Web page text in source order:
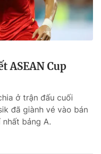
không có sự chấp
khi phát hành lại
ASEAN Cup
ở trận đấu cuối
đã giành vé vào bán
bảng A.